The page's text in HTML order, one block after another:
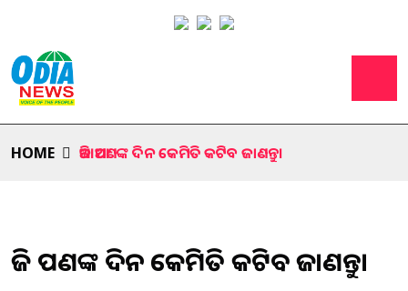
HOME ଆଜି ଆପଣଙ୍କ ଦିନ କେମିତି କଟିବ ଜାଣନ୍ତୁ।
ଆଜି ଆପଣଙ୍କ ଦିନ କେମିତି କଟିବ ଜାଣନ୍ତୁ।